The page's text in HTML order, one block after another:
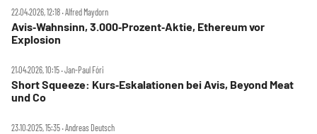
22.04.2026, 12:18 ‧ Alfred Maydorn
Avis‑Wahnsinn, 3.000‑Prozent‑Aktie, Ethereum vor
Explosion
21.04.2026, 10:15 ‧ Jan-Paul Fóri
Short Squeeze: Kurs‑Eskalationen bei Avis, Beyond Meat
und Co
23.10.2025, 15:35 ‧ Andreas Deutsch